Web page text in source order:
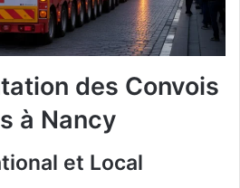
des Convois
à Nancy
et Local